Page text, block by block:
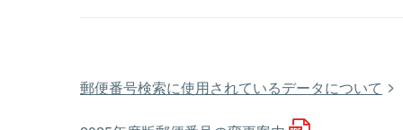
郵便番号検索に使用されているデータについて